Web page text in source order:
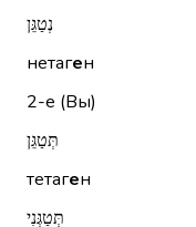
נְטַגֵּן
нетаген
2-е (Вы)
תְּטַגֵּן
тетаген
תְּטַגְּנִי